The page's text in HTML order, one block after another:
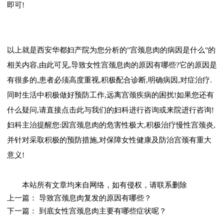
即可!
以上就是西安华都妇产院为您分析的"宫颈息肉的病因是什么"的
相关内容,由此可见,导致女性宫颈息肉的原因有哪些?它的原因是
有很多的,患者必须高度重视,积极配合诊断,明确病因,对症治疗.
同时生活中积极做好预防工作,远离宫颈疾病的困扰!如果您还有
什么疑问,请直接点击此与我们的妇科进行咨询或来院进行咨询!
妇科主治提醒您:因宫颈息肉的危害性极大,积极治疗慢性宫颈炎,
并针对采取积极的预防措施,对保障女性健康及防治宫颈有重大
意义!
本站所有文章均来自网络，如有侵权，请联系删除
上一篇： 导致宫颈息肉复发的原因有哪些？
下一篇： 到底女性宫颈息肉主要有哪些症状呢？